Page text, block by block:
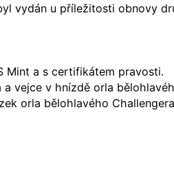
vydán u příležitosti obnovy
Mint a s certifikátem pravosti.
a vejce v hnízdě orla
orla bělohlavého